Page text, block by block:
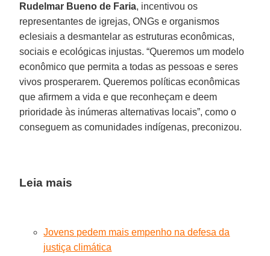
Rudelmar Bueno de Faria, incentivou os
representantes de igrejas, ONGs e organismos
eclesiais a desmantelar as estruturas econômicas,
sociais e ecológicas injustas. “Queremos um modelo
econômico que permita a todas as pessoas e seres
vivos prosperarem. Queremos políticas econômicas
que afirmem a vida e que reconheçam e deem
prioridade às inúmeras alternativas locais”, como o
conseguem as comunidades indígenas, preconizou.
Leia mais
Jovens pedem mais empenho na defesa da
justiça climática